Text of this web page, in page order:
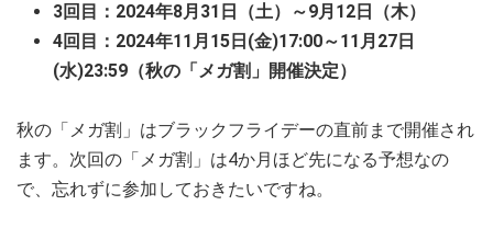
3回目：2024年8月31日（土）～9月12日（木）
4回目：2024年11月15日(金)17:00～11月27日
(水)23:59（秋の「メガ割」開催決定）
秋の「メガ割」はブラックフライデーの直前まで開催され
ます。次回の「メガ割」は4か月ほど先になる予想なの
で、忘れずに参加しておきたいですね。